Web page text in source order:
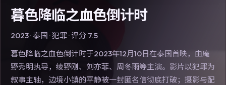
暮色降临之血色倒计时
2023·泰国 ·犯罪· 评分 7.5
暮色降临之血色倒计时于2023年12月10日在泰国首映，由庵
野秀明执导，绫野刚、刘亦菲、周冬雨等主演。影片以犯罪为
叙事主轴，边境小镇的平静被一封匿名信彻底打破；摄影与配